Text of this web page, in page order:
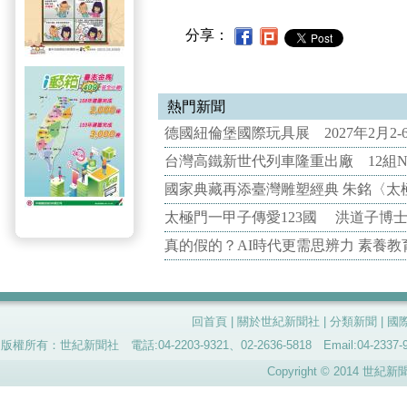
分享：
熱門新聞
德國紐倫堡國際玩具展 2027年2月2-
台灣高鐵新世代列車隆重出廠 12組
國家典藏再添臺灣雕塑經典 朱銘〈
太極門一甲子傳愛123國 洪道子博
真的假的？AI時代更需思辨力 素養
回首頁 關於世紀新聞社 分類新聞
國
版權所有：世紀新聞社 電話:04-2203-9321、02-2636-5818 Email:04-
Copyright © 2014 世紀新